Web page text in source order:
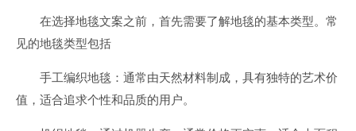
在选择地毯文案之前，首先需要了解地毯的基本类型。常
见的地毯类型包括
手工编织地毯：通常由天然材料制成，具有独特的艺术价
值，适合追求个性和品质的用户。